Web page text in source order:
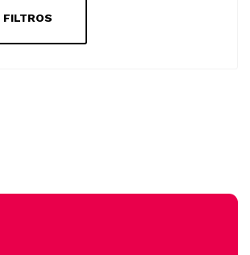
FILTROS